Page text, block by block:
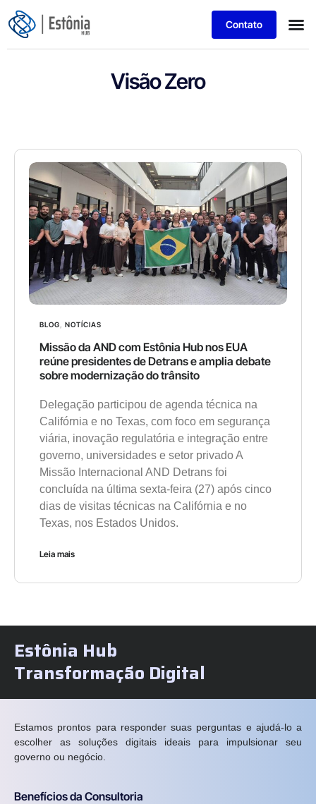
Contato
Visão Zero
BLOG NOTÍCIAS
Missão da AND com Estônia Hub nos EUA
reúne presidentes de Detrans e amplia debate
sobre modernização do trânsito
Delegação participou de agenda técnica na
Califórnia e no Texas, com foco em segurança
viária, inovação regulatória e integração entre
governo, universidades e setor privado A
Missão Internacional AND Detrans foi
concluída na última sexta-feira (27) após cinco
dias de visitas técnicas na Califórnia e no
Texas, nos Estados Unidos.
Leia mais
Estônia Hub
Transformação Digital
Estamos prontos para responder suas perguntas e ajudá-lo a
escolher as soluções digitais ideais para impulsionar seu
governo ou negócio.
Benefícios da Consultoria